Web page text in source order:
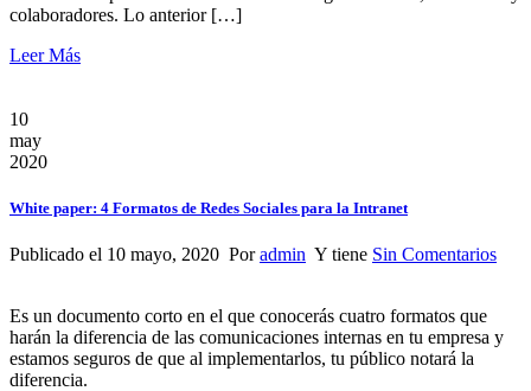
colaboradores. Lo anterior […]
Leer Más
10
may
2020
White paper: 4 Formatos de Redes Sociales para la Intranet
Publicado el 10 mayo, 2020 Poradmin Y tiene Sin Comentarios
Es un documento corto en el que conocerás cuatro formatos que
harán la diferencia de las comunicaciones internas en tu empresa y
estamos seguros de que al implementarlos, tu público notará la
diferencia.